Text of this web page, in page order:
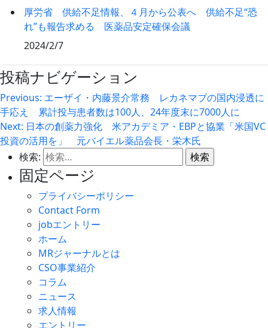
厚労省 供給不足情報、４月から公表へ 供給不足“恐
れ”も報告求める 医薬品安定確保会議
2024/2/7
投稿ナビゲーション
Previous: エーザイ・内藤景介常務 レカネマブの国内浸透に
手応え 累計投与患者数は100人、24年度末に7000人に
Next: 日本の創薬力強化 米アカデミア・EBPと協業「米国VC
投資の活用を」 元バイエル薬品会長・栄木氏
検索:
固定ページ
プライバシーポリシー
Contact Form
jobエントリー
ホーム
MRジャーナルとは
CSO事業紹介
コラム
ニュース
求人情報
エントリー